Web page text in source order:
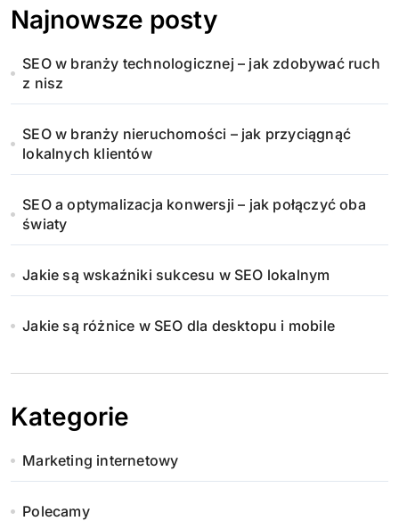
Najnowsze posty
SEO w branży technologicznej – jak zdobywać ruch
z nisz
SEO w branży nieruchomości – jak przyciągnąć
lokalnych klientów
SEO a optymalizacja konwersji – jak połączyć oba
światy
Jakie są wskaźniki sukcesu w SEO lokalnym
Jakie są różnice w SEO dla desktopu i mobile
Kategorie
Marketing internetowy
Polecamy